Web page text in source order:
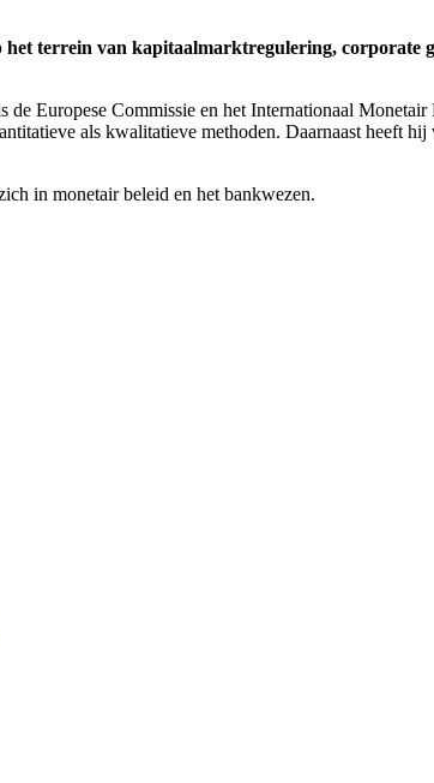
terrein van kapitaalmarktregulering, corporate
Europese Commissie en het Internationaal
als kwalitatieve methoden. Daarnaast heeft
in monetair beleid en het bankwezen.